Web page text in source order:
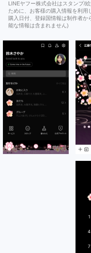
LINEヤフー株式会社はスタンプ/
ために、お客様の購入情報を利用
購入日付、登録国情報は制作者
能な情報は含まれません)